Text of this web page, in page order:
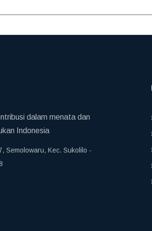
dalam menata dan
Indonesia
Semolowaru, Kec. Sukolilo -